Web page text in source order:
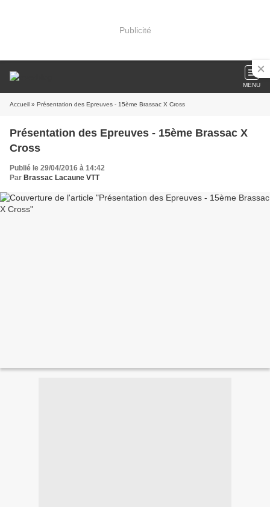
Publicité
MENU
Accueil » Présentation des Epreuves - 15ème Brassac X Cross
Présentation des Epreuves - 15ème Brassac X
Cross
Publié le 29/04/2016 à 14:42
Par Brassac Lacaune VTT